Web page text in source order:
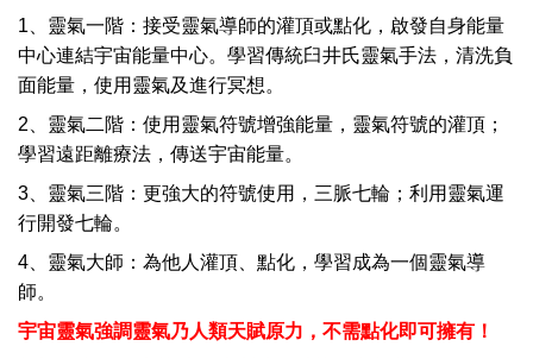
1、 靈氣一階：接受靈氣導師的灌頂或點化，啟發自身能量
中心連結宇宙能量中心。學習傳統臼井氏靈氣手法，清洗負
面能量，使用靈氣及進行冥想。
2、 靈氣二階：使用靈氣符號增強能量，靈氣符號的灌頂；
學習遠距離療法，傳送宇宙能量。
3、 靈氣三階：更強大的符號使用，三脈七輪；利用靈氣運
行開發七輪。
4、 靈氣大師：為他人灌頂、點化，學習成為一個靈氣導
師。
宇宙靈氣強調靈氣乃人類天賦原力，不需點化即可擁有！